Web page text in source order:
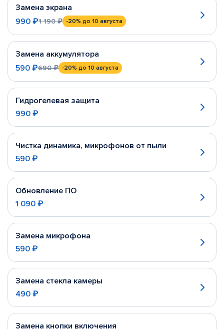
Замена экрана
990 ₽1 190 ₽ -20% до 10 августа
Замена аккумулятора
590 ₽690 ₽ -20% до 10 августа
Гидрогелевая защита
990 ₽
Чистка динамика, микрофонов от пыли
590 ₽
Обновление ПО
1 090 ₽
Замена микрофона
590 ₽
Замена стекла камеры
490 ₽
Замена кнопки включения